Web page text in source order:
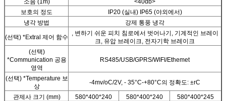
소음 (1m)
<40db>
보호의 정도
IP20 (실내) IP65 (야외에서)
냉각 방법
강제 통풍 냉각
(선택) *Extral 제어 함수
, 변하기 쉬운 피치 침로에서 벗어나기, 기계적인 브레이
크, 유압 브레이크, 전자기학 브레이크
(선택)
*Communication 공용
영역
RS485/USB/GPRS/WIFI/Ethemet
(선택) *Temperature 보
상
-4mv/oC/2V, - 35°C-+80°C의 정확도: ±rC
관제사 크기 (mm) 580*400*240 580*400*240
580*400*245